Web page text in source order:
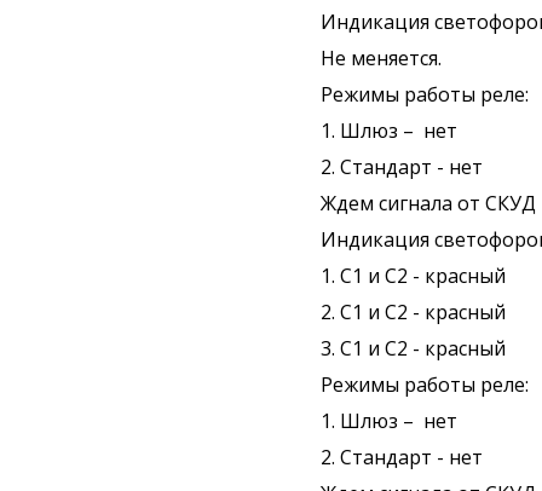
Индикация
Не меняется.
Режимы работы реле:
1. Шлюз – нет
2. Стандарт - нет
Ждем сигнала от СКУД
Индикация
1. С1 и С2 - красный
2. С1 и С2 - красный
3. С1 и С2 - красный
Режимы работы реле:
1. Шлюз – нет
2. Стандарт - нет